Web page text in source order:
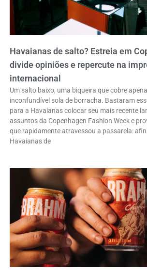
Havaianas de salto? Estreia em
divide opiniões e repercute na
internacional
Um salto baixo, uma biqueira que cobre
inconfundível sola de borracha. Bastaram
para a Havaianas colocar seu mais recente
assuntos da Copenhagen Fashion Week e
que rapidamente atravessou a passarela:
Havaianas de